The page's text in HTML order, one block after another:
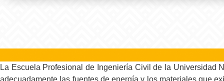
La Escuela Profesional de Ingeniería Civil de la Universidad
adecuadamente las fuentes de energía y los materiales que